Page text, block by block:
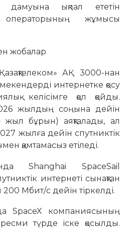
дамуына ықпал ететін
операторының жұмысы
жобалар
АҚ 3000-нан
интернетке қосу
келісімге қол қойды.
жылдың соңына дейін
жыл бұрын) аяқталады, ал
жылға дейін спутниктік
қамтамасыз етіледі.
Shanghai SpaceSail
интернеті сынақтан
Мбит/с дейін тіркелді.
SpaceX компаниясының
түрде іске қосылды.